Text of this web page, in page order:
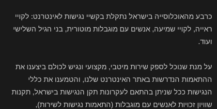
כרבע מהאוכלוסייה בישראל נתקלת בקשיי נגישות לאינטרנט: לקויי
ראייה, לקויי שמיעה, אנשים עם מוגבלות מוטורית, בני הגיל השלישי
ועוד.
על מנת שנוכל לספק שירות מיטבי, מקצועי ונגיש לכולם ביצענו את
ההתאמות הנדרשות באתר האינטרנט שלנו, והטמענו את כללי
הנגישות ככל שניתן בהתאם לעקרונות תקן הנגישות בישראל, תקנות
שוויון זכויות לאנשים עם מוגבלות (התאמות נגישות לשירות),